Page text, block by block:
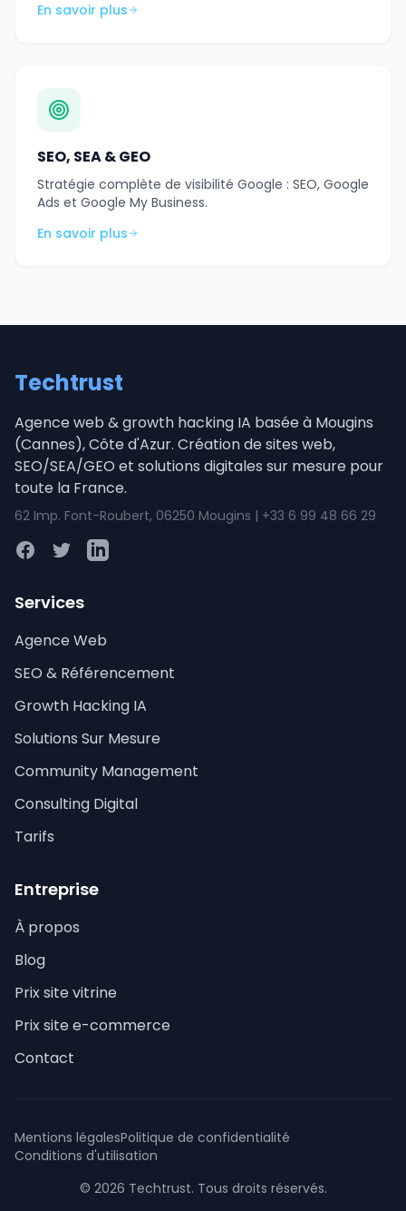
En savoir plus
SEO, SEA & GEO
Stratégie complète de visibilité Google : SEO, Google
Ads et Google My Business.
En savoir plus
Techtrust
Agence web & growth hacking IA basée à Mougins
(Cannes), Côte d'Azur. Création de sites web,
SEO/SEA/GEO et solutions digitales sur mesure pour
toute la France.
62 Imp. Font-Roubert, 06250 Mougins | +33 6 99 48 66 29
FacebookTwitterLinkedIn
Services
Agence Web
SEO & Référencement
Growth Hacking IA
Solutions Sur Mesure
Community Management
Consulting Digital
Tarifs
Entreprise
À propos
Blog
Prix site vitrine
Prix site e-commerce
Contact
Mentions légalesPolitique de confidentialité
Conditions d'utilisation
© 2026 Techtrust. Tous droits réservés.